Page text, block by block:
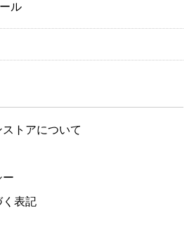
ル
トアについて
ー
く表記